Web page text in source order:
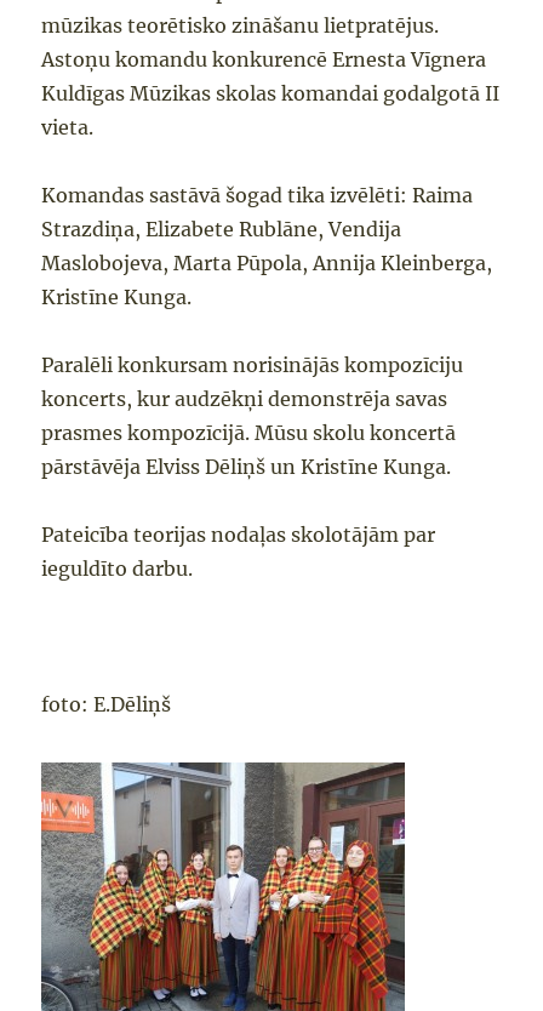
mūzikas teorētisko zināšanu lietpratējus.
Astoņu komandu konkurencē Ernesta Vīgnera
Kuldīgas Mūzikas skolas komandai godalgotā II
vieta.
Komandas sastāvā šogad tika izvēlēti: Raima
Strazdiņa, Elizabete Rublāne, Vendija
Maslobojeva, Marta Pūpola, Annija Kleinberga,
Kristīne Kunga.
Paralēli konkursam norisinājās kompozīciju
koncerts, kur audzēkņi demonstrēja savas
prasmes kompozīcijā. Mūsu skolu koncertā
pārstāvēja Elviss Dēliņš un Kristīne Kunga.
Pateicība teorijas nodaļas skolotājām par
ieguldīto darbu.
foto: E.Dēliņš